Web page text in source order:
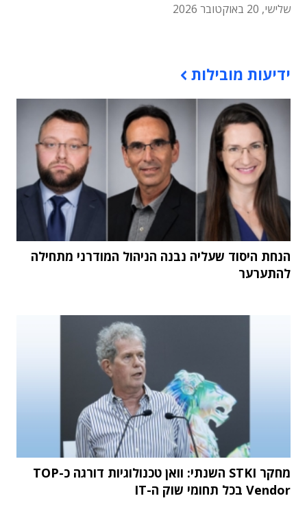
שלישי, 20 באוקטובר 2026
ידיעות מובילות
הנחת היסוד שעליה נבנה הניהול המודרני מתחילה
להתערער
מחקר STKI השנתי: וואן טכנולוגיות דורגה כ-TOP
Vendor בכל תחומי שוק ה-IT